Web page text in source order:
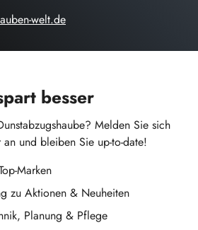
welt.de
besser
Melden Sie sich
und bleiben Sie up-to-date!
Marken
zu Aktionen & Neuheiten
Planung & Pflege